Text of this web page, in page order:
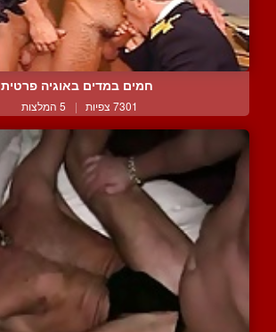
חמים במדים באוגיה פרטית
7301 צפיות | 5 המלצות